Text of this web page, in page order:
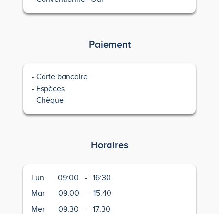
Paiement
Carte bancaire
Espèces
Chèque
Horaires
Lun 09:00 -
16:30
Mar
09:00 -
15:40
Mer
09:30 -
17:30